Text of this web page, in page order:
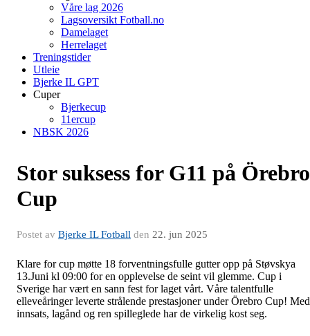
Våre lag 2026
Lagsoversikt Fotball.no
Damelaget
Herrelaget
Treningstider
Utleie
Bjerke IL GPT
Cuper
Bjerkecup
11ercup
NBSK 2026
Stor suksess for G11 på Örebro
Cup
Postet av Bjerke IL Fotball den 22. jun 2025
Klare for cup møtte 18 forventningsfulle gutter opp på Støvskya
13.Juni kl 09:00 for en opplevelse de seint vil glemme. Cup i
Sverige har vært en sann fest for laget vårt. Våre talentfulle
elleveåringer leverte strålende prestasjoner under Örebro Cup! Med
innsats, lagånd og ren spilleglede har de virkelig kost seg.